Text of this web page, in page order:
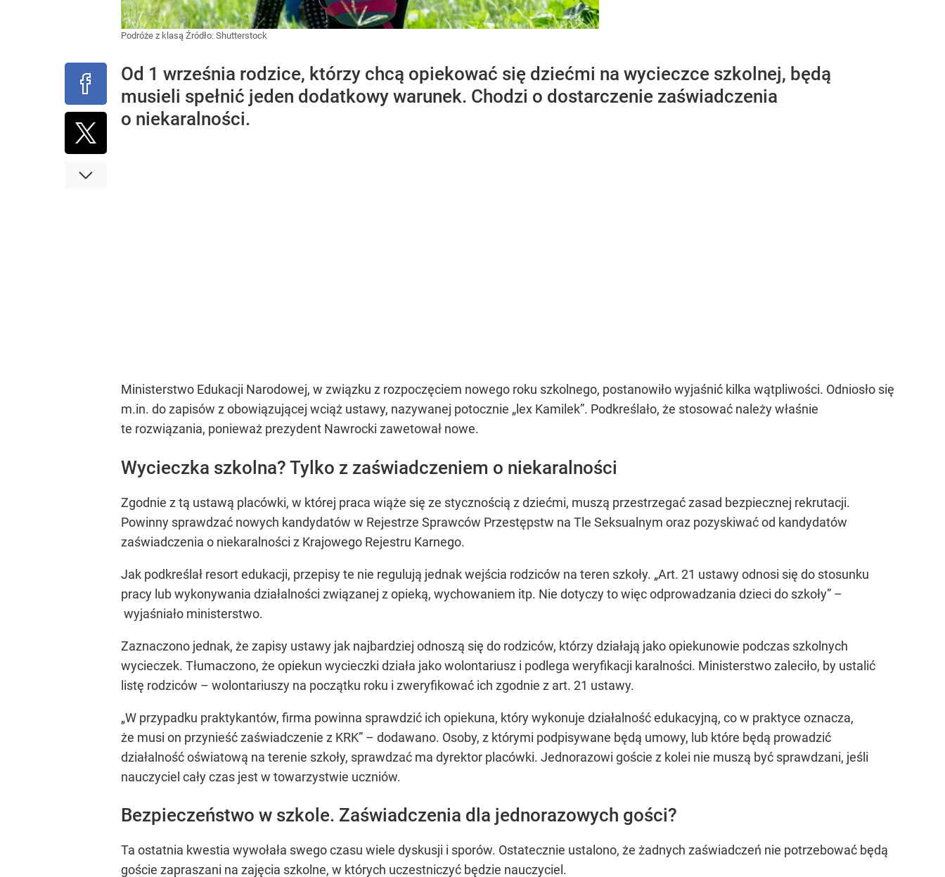
Podróże z klasą Źródło: Shutterstock
Od 1 września rodzice, którzy chcą opiekować się dziećmi na wycieczce szkolnej, będą
musieli spełnić jeden dodatkowy warunek. Chodzi o dostarczenie zaświadczenia
o niekaralności.
Ministerstwo Edukacji Narodowej, w związku z rozpoczęciem nowego roku szkolnego, postanowiło wyjaśnić kilka wątpliwości. Odniosło się
m.in. do zapisów z obowiązującej wciąż ustawy, nazywanej potocznie „lex Kamilek”. Podkreślało, że stosować należy właśnie
te rozwiązania, ponieważ prezydent Nawrocki zawetował nowe.
Wycieczka szkolna? Tylko z zaświadczeniem o niekaralności
Zgodnie z tą ustawą placówki, w której praca wiąże się ze stycznością z dziećmi, muszą przestrzegać zasad bezpiecznej rekrutacji.
Powinny sprawdzać nowych kandydatów w Rejestrze Sprawców Przestępstw na Tle Seksualnym oraz pozyskiwać od kandydatów
zaświadczenia o niekaralności z Krajowego Rejestru Karnego.
Jak podkreślał resort edukacji, przepisy te nie regulują jednak wejścia rodziców na teren szkoły. „Art. 21 ustawy odnosi się do stosunku
pracy lub wykonywania działalności związanej z opieką, wychowaniem itp. Nie dotyczy to więc odprowadzania dzieci do szkoły” –
wyjaśniało ministerstwo.
Zaznaczono jednak, że zapisy ustawy jak najbardziej odnoszą się do rodziców, którzy działają jako opiekunowie podczas szkolnych
wycieczek. Tłumaczono, że opiekun wycieczki działa jako wolontariusz i podlega weryfikacji karalności. Ministerstwo zaleciło, by ustalić
listę rodziców – wolontariuszy na początku roku i zweryfikować ich zgodnie z art. 21 ustawy.
„W przypadku praktykantów, firma powinna sprawdzić ich opiekuna, który wykonuje działalność edukacyjną, co w praktyce oznacza,
że musi on przynieść zaświadczenie z KRK” – dodawano. Osoby, z którymi podpisywane będą umowy, lub które będą prowadzić
działalność oświatową na terenie szkoły, sprawdzać ma dyrektor placówki. Jednorazowi goście z kolei nie muszą być sprawdzani, jeśli
nauczyciel cały czas jest w towarzystwie uczniów.
Bezpieczeństwo w szkole. Zaświadczenia dla jednorazowych gości?
Ta ostatnia kwestia wywołała swego czasu wiele dyskusji i sporów. Ostatecznie ustalono, że żadnych zaświadczeń nie potrzebować będą
goście zapraszani na zajęcia szkolne, w których uczestniczyć będzie nauczyciel.